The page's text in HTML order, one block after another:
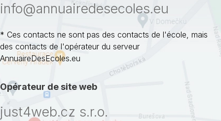
info@annuairedesecoles.eu
* Ces contacts ne sont pas des contacts de l'école, mais
des contacts de l'opérateur du serveur
AnnuaireDesEcoles.eu
Opérateur de site web
just4web.cz s.r.o.